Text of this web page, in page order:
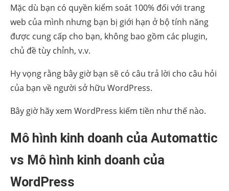
Mặc dù bạn có quyền kiểm soát 100% đối với trang
web của mình nhưng bạn bị giới hạn ở bộ tính năng
được cung cấp cho bạn, không bao gồm các plugin,
chủ đề tùy chỉnh, v.v.
Hy vọng rằng bây giờ bạn sẽ có câu trả lời cho câu hỏi
của bạn về người sở hữu WordPress.
Bây giờ hãy xem WordPress kiếm tiền như thế nào.
Mô hình kinh doanh của Automattic
vs Mô hình kinh doanh của
WordPress